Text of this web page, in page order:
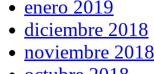
enero 2019
diciembre 2018
noviembre 2018